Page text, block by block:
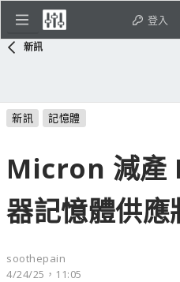
登入
新訊
新訊 記憶體
Micron 減產
器記憶體供應
soothepain
4/24/25，11:05